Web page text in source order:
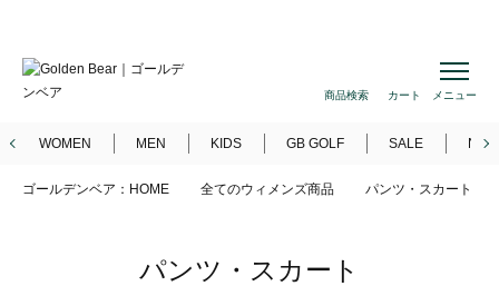
商品検索 カート メニュー
WOMEN MEN KIDS GB GOLF SALE
ゴールデンベア：HOME 全てのウィメンズ商品 パンツ・スカート
パンツ・スカート